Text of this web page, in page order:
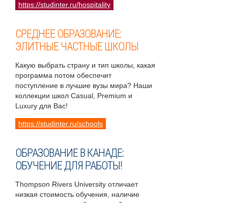
https://studinter.ru/hospitality
СРЕДНЕЕ ОБРАЗОВАНИЕ:
ЭЛИТНЫЕ ЧАСТНЫЕ ШКОЛЫ
Какую выбрать страну и тип школы, какая
программа потом обеспечит
поступление в лучшие вузы мира? Наши
коллекции школ Casual, Premium и
Luxury для Вас!
https://studinter.ru/schools
ОБРАЗОВАНИЕ В КАНАДЕ:
ОБУЧЕНИЕ ДЛЯ РАБОТЫ!
Thompson Rivers University отличает
низкая стоимость обучения, наличие